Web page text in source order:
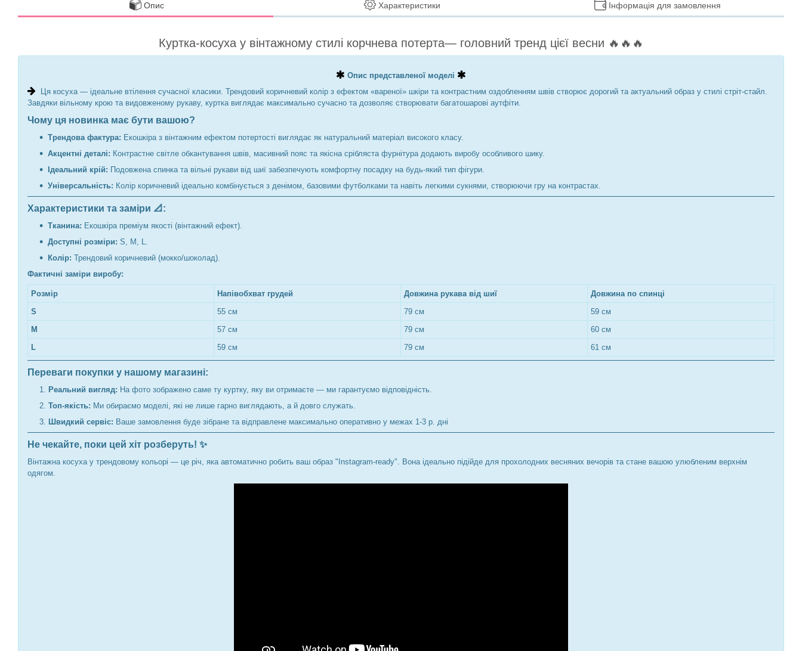
Опис Характеристики Інформація для замовлення
Куртка-косуха у вінтажному стилі корчнева потерта— головний тренд цієї весни 🔥🔥🔥
Опис представленої моделі
Ця косуха — ідеальне втілення сучасної класики. Трендовий коричневий колір з ефектом «вареної» шкіри та контрастним оздобленням швів створює дорогий та актуальний образ у стилі стріт-стайл.
Завдяки вільному крою та видовженому рукаву, куртка виглядає максимально сучасно та дозволяє створювати багатошарові аутфіти.
Чому ця новинка має бути вашою?
Трендова фактура: Екошкіра з вінтажним ефектом потертості виглядає як натуральний матеріал високого класу.
Акцентні деталі: Контрастне світле обкантування швів, масивний пояс та якісна срібляста фурнітура додають виробу особливого шику.
Ідеальний крій: Подовжена спинка та вільні рукави від шиї забезпечують комфортну посадку на будь-який тип фігури.
Універсальність: Колір коричневий ідеально комбінується з денімом, базовими футболками та навіть легкими сукнями, створюючи гру на контрастах.
Характеристики та заміри 📐:
Тканина: Екошкіра преміум якості (вінтажний ефект).
Доступні розміри: S, M, L.
Колір: Трендовий коричневий (мокко/шоколад).
Фактичні заміри виробу:
Розмір Напівобхват грудей Довжина рукава від шиї
Довжина по спинці
S
55 см 79 см
59 см
M
57 см 79 см
60 см
L
59 см 79 см 61 см
Переваги покупки у нашому магазині:
Реальний вигляд: На фото зображено саме ту куртку, яку ви отримаєте — ми гарантуємо відповідність.
Топ-якість: Ми обираємо моделі, які не лише гарно виглядають, а й довго служать.
Швидкий сервіс: Ваше замовлення буде зібране та відправлене максимально оперативно у межах 1-3 р. дні
Не чекайте, поки цей хіт розберуть! ✨
Вінтажна косуха у трендовому кольорі — це річ, яка автоматично робить ваш образ "Instagram-ready". Вона ідеально підійде для прохолодних весняних вечорів та стане вашою улюбленим верхнім
одягом.